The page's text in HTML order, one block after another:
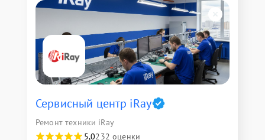
Сервисный центр iRay
Ремонт техники iRay
5,0232 оценки